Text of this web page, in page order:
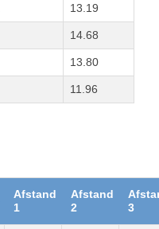
13.19
14.68
13.80
11.96
Afstand
1
Afstand
2
3